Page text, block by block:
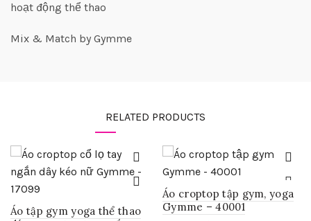
hoạt động thể thao
Mix & Match by Gymme
RELATED PRODUCTS
Áo tập gym yoga thể thao
Áo croptop tập gym, yoga
Gymme – 40001